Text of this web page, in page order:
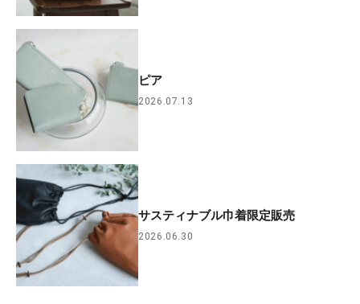
ピア
2026.07.13
サスティナブル巾着限定販売
2026.06.30